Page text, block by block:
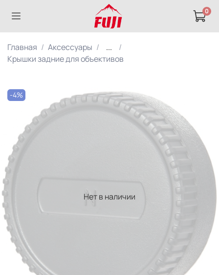
0
Главная Аксессуары
...
Крышки задние для объективов
Нет в наличии
-4%